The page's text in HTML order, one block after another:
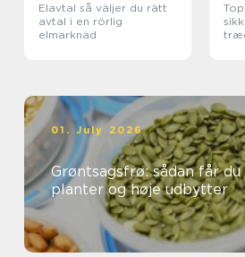
Elavtal så väljer du rätt
avtal i en rörlig
elmarknad
01. July 2026
Grøntsagsfrø: sådan får
planter og høje udbytter